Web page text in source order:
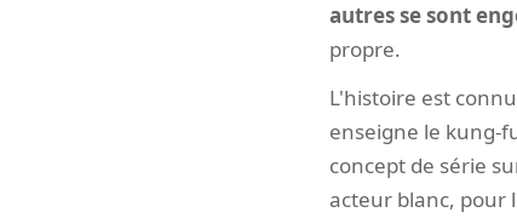
autres se sont
propre.
L'histoire est
enseigne le kung-
concept de série
acteur blanc, pour